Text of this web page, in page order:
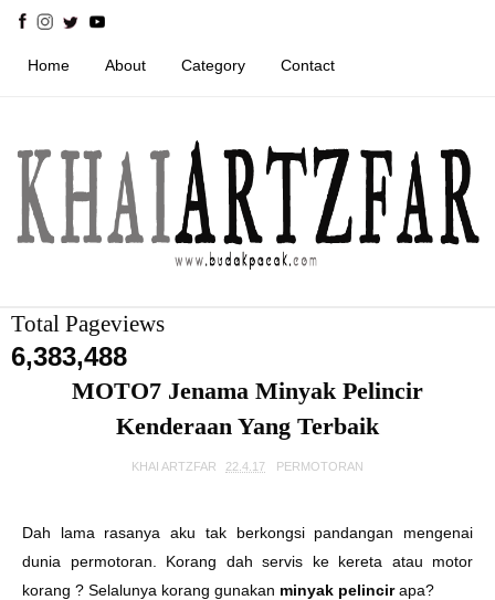
Home About Category Contact
Total Pageviews
6,383,488
MOTO7 Jenama Minyak Pelincir
Kenderaan Yang Terbaik
KHAI ARTZFAR 22.4.17 PERMOTORAN
Dah lama rasanya aku tak berkongsi pandangan mengenai
dunia permotoran. Korang dah servis ke kereta atau motor
korang ? Selalunya korang gunakan minyak pelincirapa?